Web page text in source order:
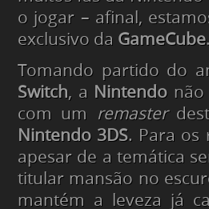
o jogar – afinal,
exclusivo da GameCube.
Tomando partido do
Switch, a Nintendo
com um
remaster
Nintendo 3DS. Para os
apesar de a temática
titular mansão no
mantém a leveza já